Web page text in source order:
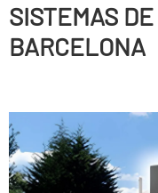
SISTEMAS
BARCELONA